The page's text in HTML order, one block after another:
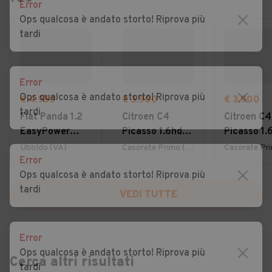
€ 4.950
Fiat Panda 1.2
EasyPower
Lounge
Uboldo (VA)
€ 3.900
Citroen C4
Picasso 1.6hdi
7posti 2012
Casorate Primo (PV)
€ 3.900
Citroen C4
Picasso
7posti
VEDI TUTTE
Cerca altri risultati
Error
Ops qualcosa è andato storto! Riprova più
tardi
Error
Ops qualcosa è andato storto! Riprova più
tardi
Error
Ops qualcosa è andato storto! Riprova più
tardi
Error
Ops qualcosa è andato storto! Riprova più
tardi